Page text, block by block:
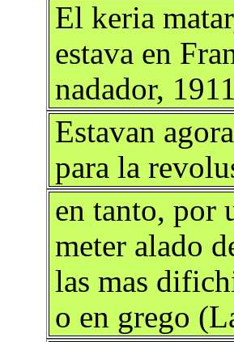
El keria
estava en
nadador,
Estavan
para la
en tanto, por
meter alado
las mas
o en grego